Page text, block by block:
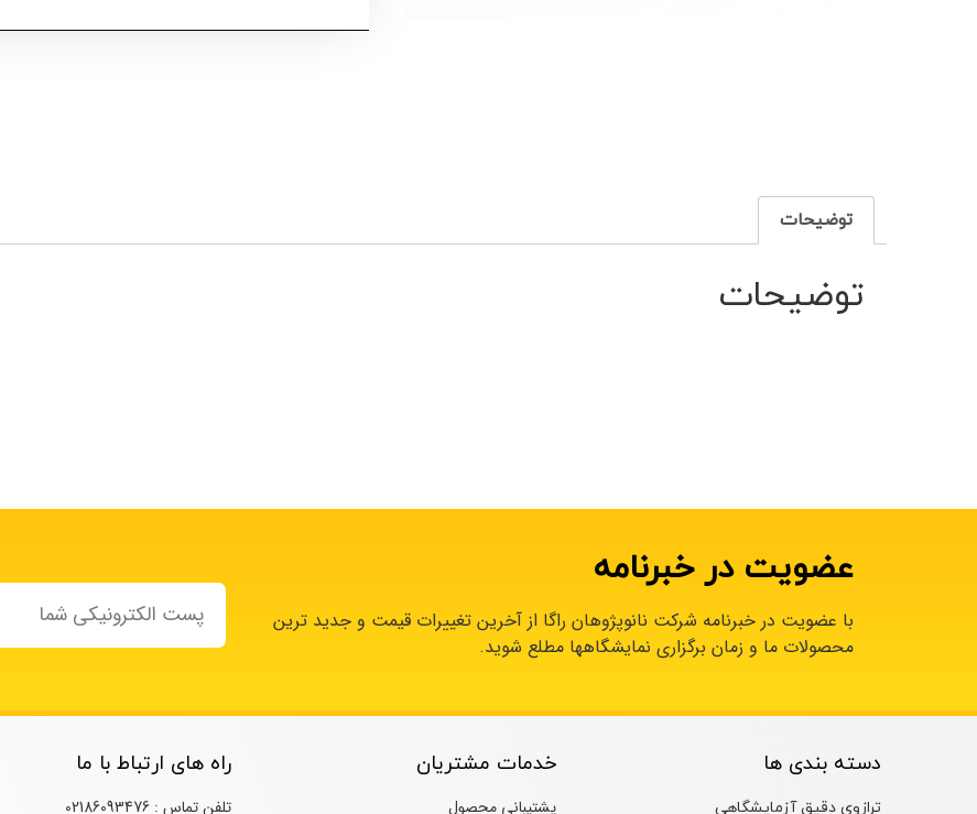
توضیحات
توضیحات
عضویت در خبرنامه
با عضویت در خبرنامه شرکت نانوپژوهان راگا از آخرین تغییرات قیمت و جدید ترین
محصولات ما و زمان برگزاری نمایشگاهها مطلع شوید.
دسته بندی ها
ترازوی دقیق آزمایشگاهی
خدمات مشتریان
پشتیبانی محصول
راه های ارتباط با ما
تلفن تماس : 02186093476